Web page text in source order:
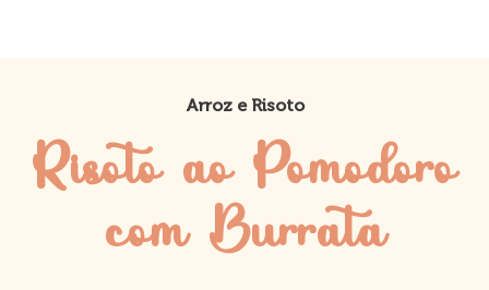
Arroz e Risoto
Risoto ao Pomodoro
com Burrata